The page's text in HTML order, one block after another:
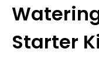
Starter